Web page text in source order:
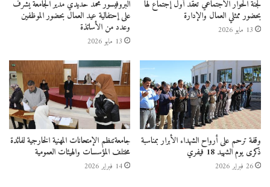
لجنة الحوار الاجتماعي تعقد أول إجتماع لها
بحضور ممثلي العمال والإدارة
13 مايو 2026
البروفيسور محمد حديدي مدير الجامعة يشرف
على إحتفالية عيد العمال بحضور الموظفين
وعدد من الأساتذة
13 مايو 2026
وقفة ترحم على أرواح الشهداء الأبرار بمناسبة
ذكرى يوم الشهيد 18 فيفري
26 فبراير 2026
جامعةتنظم الإمتحانات المهنية الخارجية لفائدة
مختلف المؤسسات والهيئات العمومية
14 فبراير 2026